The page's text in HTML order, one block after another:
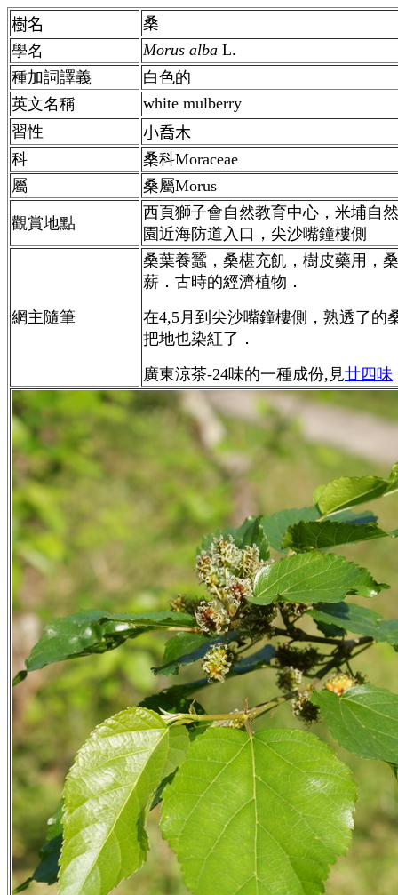
樹名
桑
學名
Morus alba L.
種加詞譯義
白色的
英文名稱
white mulberry
習性
小喬木
科
桑科Moraceae
屬
桑屬Morus
觀賞地點
西頁獅子會自然教育中心，米埔自
園近海防道入口，尖沙嘴鐘樓側
網主隨筆
桑葉養蠶，桑椹充飢，樹皮藥用，
薪．古時的經濟植物．
在4,5月到尖沙嘴鐘樓側，熟透了的
把地也染紅了．
廣東涼茶-24味的一種成份,見廿四味